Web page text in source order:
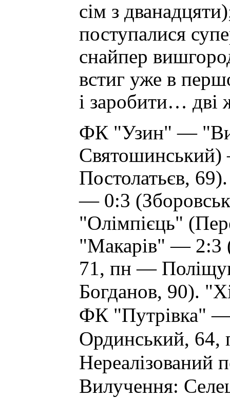
сім з
поступалися
снайпер
встиг уже в
і заробити… дві
ФК "Узин" —
Постолатьєв,
— 0:3
"Олімпієць"
"Макарів" — 2:3
71, пн —
Богданов, 90). "
ФК "Путрівка"
Ординський, 64,
Нереалізований
Вилучення: